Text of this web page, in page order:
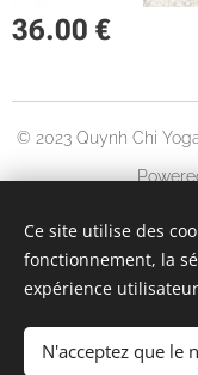
36.00 €
© 2023 Quynh Chi
Ce site utilise des
fonctionnement, la
expérience
N'acceptez que le